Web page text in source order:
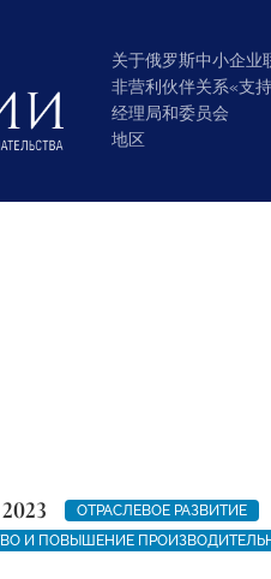
关于俄罗斯中小企业
非营利伙伴关系«支
经理局和委员会
地区
ОТРАСЛЕВОЕ РАЗВИТИЕ
И ПОВЫШЕНИЕ